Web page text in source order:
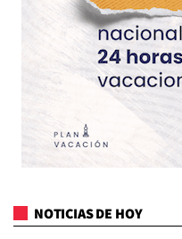
NOTICIAS DE HOY